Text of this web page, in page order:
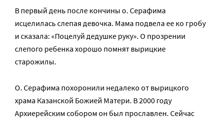
В первый день после кончины о. Серафима
исцелилась слепая девочка. Мама подвела ее ко гробу
и сказала: «Поцелуй дедушке руку». О прозрении
слепого ребенка хорошо помнят вырицкие
старожилы.
О. Серафима похоронили недалеко от вырицкого
храма Казанской Божией Матери. В 2000 году
Архиерейским собором он был прославлен. Сейчас